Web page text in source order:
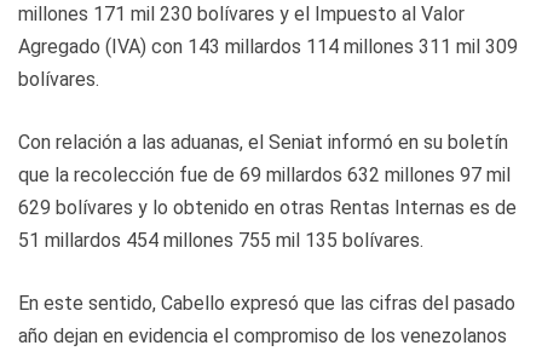
millones 171 mil 230 bolívares y el Impuesto al Valor
Agregado (IVA) con 143 millardos 114 millones 311 mil 309
bolívares.
Con relación a las aduanas, el Seniat informó en su boletín
que la recolección fue de 69 millardos 632 millones 97 mil
629 bolívares y lo obtenido en otras Rentas Internas es de
51 millardos 454 millones 755 mil 135 bolívares.
En este sentido, Cabello expresó que las cifras del pasado
año dejan en evidencia el compromiso de los venezolanos